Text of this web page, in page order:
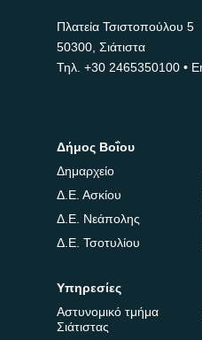
Πλατεία Τσιστοπούλου 5
50300, Σιάτιστα
Τηλ. +30 2465350100 •
Δήμος Βοΐου
Δημαρχείο
Δ.Ε. Ασκίου
Δ.Ε. Νεάπολης
Δ.Ε. Τσοτυλίου
Υπηρεσίες
Αστυνομικό τμήμα
Σιάτιστας